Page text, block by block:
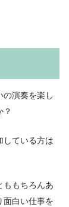
の演奏を楽し
？
している方は
ももちろんあ
面白い仕事を